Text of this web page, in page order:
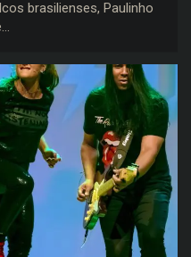
brasilienses, Paulinho